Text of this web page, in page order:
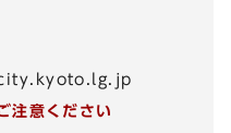
注意ください